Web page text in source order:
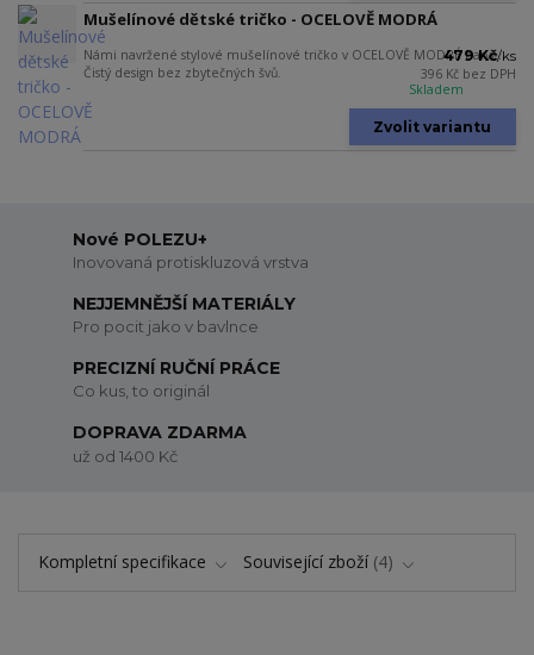
Mušelínové dětské tričko - OCELOVĚ MODRÁ
Námi navržené stylové mušelínové tričko v OCELOVĚ MODRÉ barvě.
Čistý design bez zbytečných švů.
479 Kč/ks
396 Kč bez DPH
Skladem
Zvolit variantu
Nové POLEZU+
Inovovaná protiskluzová vrstva
NEJJEMNĚJŠÍ MATERIÁLY
Pro pocit jako v bavlnce
PRECIZNÍ RUČNÍ PRÁCE
Co kus, to originál
DOPRAVA ZDARMA
už od 1400 Kč
Kompletní specifikace Související zboží 4